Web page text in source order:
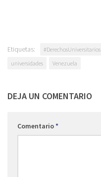
Etiquetas: #DerechosUniversitarios
universidades
Venezuela
DEJA UN COMENTARIO
Comentario*